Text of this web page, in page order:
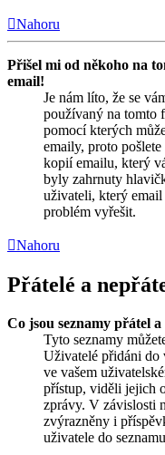
Nahoru
Přišel mi od někoho na
email!
Je nám líto, že se
používaný na tomto
pomocí kterých
emaily, proto
kopií emailu, který
byly zahrnuty
uživateli, který
problém vyřešit.
Nahoru
Přátelé a
Co jsou seznamy přátel
Tyto seznamy
Uživatelé přidáni do
ve vašem
přístup, viděli jejich
zprávy. V závislosti
zvýrazněny i
uživatele do